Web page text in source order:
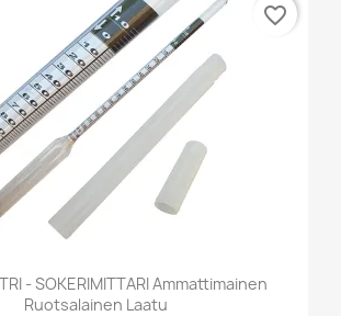
- SOKERIMITTARI Ammattimainen
Ruotsalainen Laatu
favorite_border